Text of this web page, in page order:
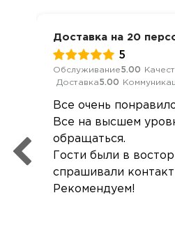
Доставка на 20
5
Обслуживание5.00
Доставка5.00
Все очень
Все на высшем
обращаться.
Гости были в
спрашивали
Рекомендуем!